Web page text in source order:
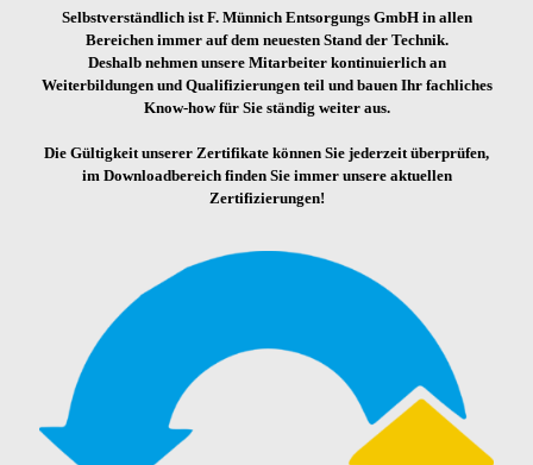
Selbstverständlich ist F. Münnich Entsorgungs GmbH in allen
Bereichen immer auf dem neuesten Stand der Technik.
Deshalb nehmen unsere Mitarbeiter kontinuierlich an
Weiterbildungen und Qualifizierungen teil und bauen Ihr fachliches
Know-how für Sie ständig weiter aus.
Die Gültigkeit unserer Zertifikate können Sie jederzeit überprüfen,
im Downloadbereich finden Sie immer unsere aktuellen
Zertifizierungen!